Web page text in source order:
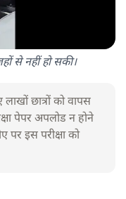
से नहीं हो सकी।
छात्रों को वापस
पेपर अपलोड न होने
पर इस परीक्षा को